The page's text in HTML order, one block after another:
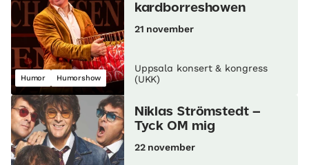
Humor Humorshow
kardborreshowen
21 november
Uppsala konsert & kongress
(UKK)
Niklas Strömstedt –
Tyck OM mig
22 november